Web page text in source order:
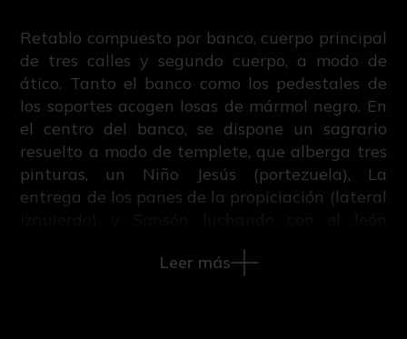
Retablo compuesto por banco, cuerpo principal
de tres calles y segundo cuerpo, a modo de
ático. Tanto el banco como los pedestales de
los soportes acogen losas de mármol negro. En
el centro del banco, se dispone un sagrario
resuelto a modo de templete, que alberga tres
pinturas, un Niño Jesús (portezuela), La
entrega de los panes de la propiciación (lateral
se disponen dos paneles rectangulares
Leer más